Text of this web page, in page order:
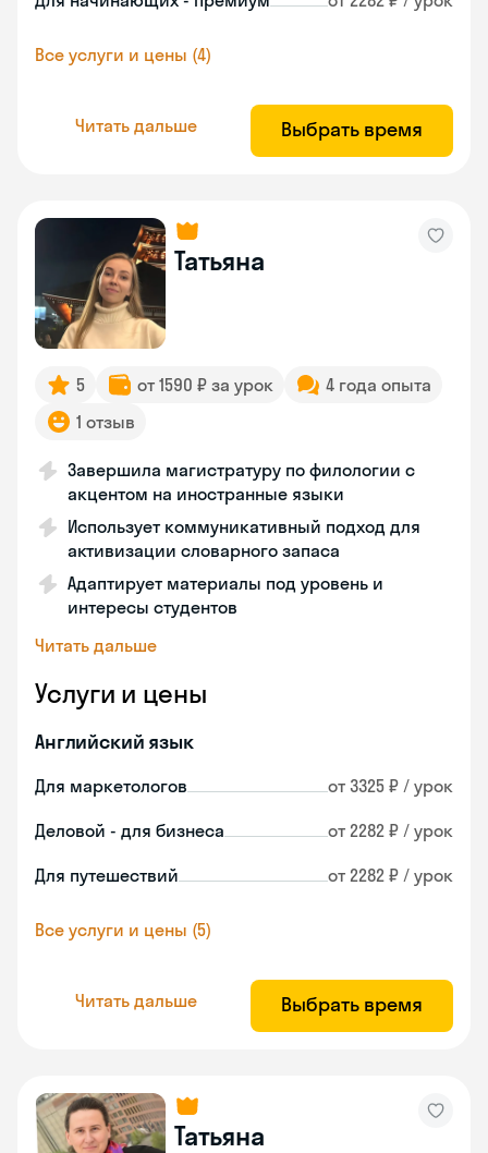
Все услуги и цены (4)
Читать дальше Выбрать время
Татьяна
5 от 1590 ₽ за урок
4 года опыта
1 отзыв
Завершила магистратуру по филологии с
акцентом на иностранные языки
Использует коммуникативный подход для
активизации словарного запаса
Адаптирует материалы под уровень и
интересы студентов
Читать дальше
Услуги и цены
Английский язык
Для маркетологов от 3325 ₽ / урок
Деловой - для бизнеса от 2282 ₽ / урок
Для путешествий от 2282 ₽ / урок
Все услуги и цены (5)
Читать дальше Выбрать время
Татьяна